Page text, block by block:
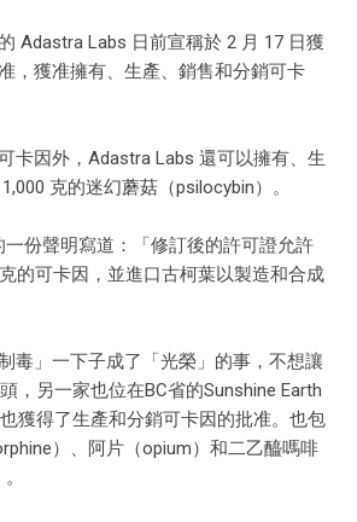
Adastra Labs 日前宣稱於 2 月 17 日獲
，獲准擁有、生產、銷售和分銷可卡
卡因外，Adastra Labs 還可以擁有、生
克的迷幻蘑菇（psilocybin）。
份聲明寫道：「修訂後的許可證允許
的可卡因，並進口古柯葉以製造和合成
毒」一下子成了「光榮」的事，不想讓
，另一家也位在BC省的Sunshine Earth
獲得了生產和分銷可卡因的批准。也包
）、阿片（opium）和二乙醯嗎啡